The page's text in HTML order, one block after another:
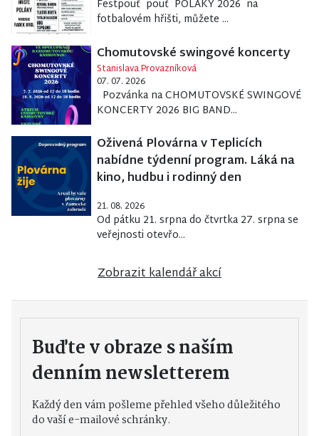
Festpouť pouť POLÁKY 2026 na
fotbalovém hřišti, můžete ...
Chomutovské swingové koncerty
Stanislava Provazníková
07. 07. 2026
Pozvánka na CHOMUTOVSKÉ SWINGOVÉ
KONCERTY 2026 BIG BAND...
Oživená Plovárna v Teplicích
nabídne týdenní program. Láká na
kino, hudbu i rodinný den
21. 08. 2026
Od pátku 21. srpna do čtvrtka 27. srpna se
veřejnosti otevřo...
Zobrazit kalendář akcí
Buďte v obraze s naším
denním newsletterem
Každý den vám pošleme přehled všeho důležitého
do vaší e-mailové schránky.